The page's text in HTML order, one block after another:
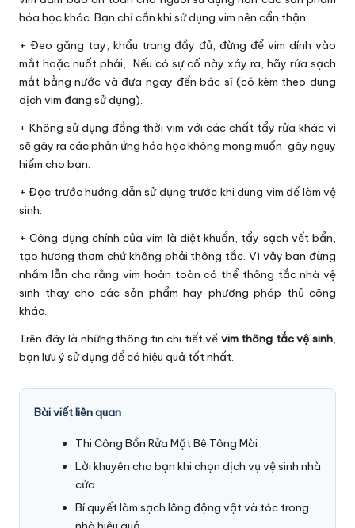
hóa học khác. Bạn chỉ cần khi sử dụng vim nên cẩn thận:
+ Đeo găng tay, khẩu trang đầy đủ, đừng để vim dính vào
mắt hoặc nuốt phải,…Nếu có sự cố này xảy ra, hãy rửa sạch
mắt bằng nước và đưa ngay đến bác sĩ (có kèm theo dung
dịch vim đang sử dụng).
+ Không sử dụng đồng thời vim với các chất tẩy rửa khác vì
sẽ gây ra các phản ứng hóa học không mong muốn, gây nguy
hiểm cho bạn.
+ Đọc trước hướng dẫn sử dụng trước khi dùng vim để làm vệ
sinh.
+ Công dụng chính của vim là diệt khuẩn, tẩy sạch vết bẩn,
tạo hương thơm chứ không phải thông tắc. Vì vậy bạn đừng
nhầm lẫn cho rằng vim hoàn toàn có thể thông tắc nhà vệ
sinh thay cho các sản phẩm hay phương pháp thủ công
khác.
Trên đây là những thông tin chi tiết về vim thông tắc vệ sinh,
bạn lưu ý sử dụng để có hiệu quả tốt nhất.
Bài viết liên quan
Thi Công Bồn Rửa Mặt Bê Tông Mài
Lời khuyên cho bạn khi chọn dịch vụ vệ sinh nhà
cửa
Bí quyết làm sạch lông động vật và tóc trong